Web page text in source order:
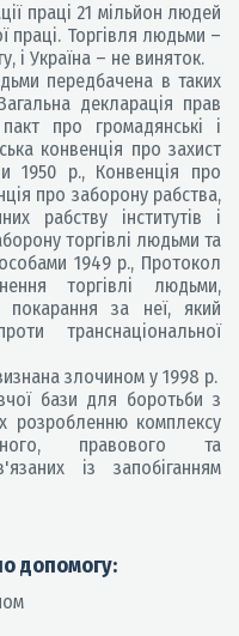
праці 21 мільйон людей
праці. Торгівля людьми –
і Україна – не виняток.
передбачена в таких
декларація прав
про громадянські і
конвенція про захист
1950 р., Конвенція про
про заборону рабства,
рабству інститутів і
торгівлі людьми та
особами 1949 р., Протокол
торгівлі людьми,
за неї, який
транснаціональної
злочином у 1998 р.
бази для боротьби з
розробленню комплексу
правового та
із запобіганням
допомогу: